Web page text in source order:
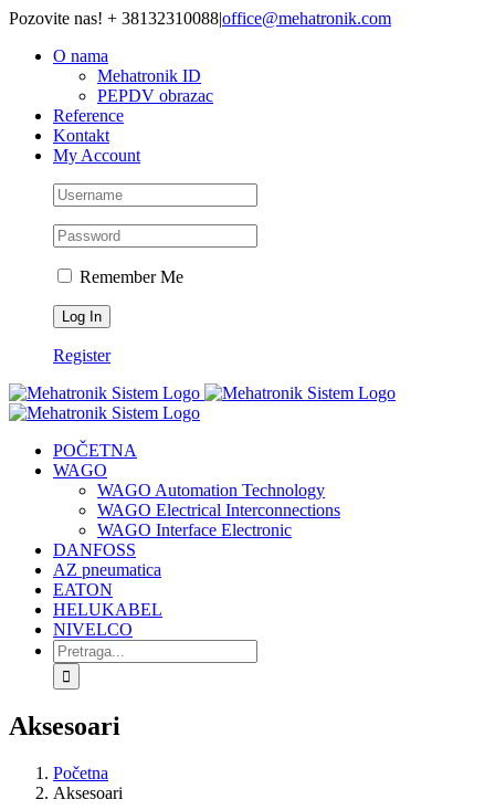
Skip
content
Pozovite nas! + 38132310088|office@mehatronik.com
O nama
Mehatronik ID
PEPDV obrazac
Reference
Kontakt
My Account
Remember Me
Register
POČETNA
WAGO
WAGO Automation Technology
WAGO Electrical Interconnections
WAGO Interface Electronic
DANFOSS
AZ pneumatica
EATON
HELUKABEL
NIVELCO
Search
for:
Aksesoari
Početna
Aksesoari